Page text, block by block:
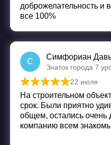
доброжелательность и
все 100%
С
Симфориан
Знаток города 7
Оценка
22 июля
На строительном
срок. Были приятно
общем, остались очень
компанию всем